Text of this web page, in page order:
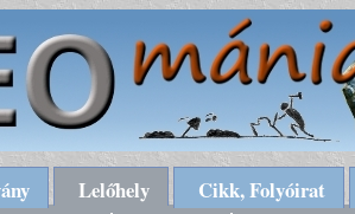
Lelőhely
Cikk, Folyóirat